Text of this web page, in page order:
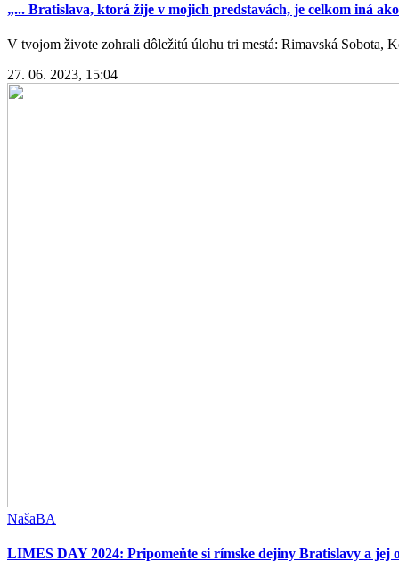
„... Bratislava, ktorá žije v mojich predstavách, je celkom iná
V tvojom živote zohrali dôležitú úlohu tri mestá: Rimavská Sobota,
27. 06. 2023, 15:04
NašaBA
LIMES DAY 2024: Pripomeňte si rímske dejiny Bratislavy a jej